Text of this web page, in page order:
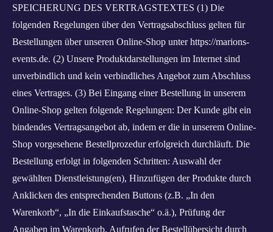
SPEICHERUNG DES VERTRAGSTEXTES (1) Die
folgenden Regelungen über den Vertragsabschluss gelten für
Bestellungen über unseren Online-Shop unter https://marions-
events.de. (2) Unsere Produktdarstellungen im Internet sind
unverbindlich und kein verbindliches Angebot zum Abschluss
eines Vertrages. (3) Bei Eingang einer Bestellung in unserem
Online-Shop gelten folgende Regelungen: Der Kunde gibt ein
bindendes Vertragsangebot ab, indem er die in unserem Online-
Shop vorgesehene Bestellprozedur erfolgreich durchläuft. Die
Bestellung erfolgt in folgenden Schritten: Auswahl der
gewählten Dienstleistung(en), Hinzufügen der Produkte durch
Anklicken des entsprechenden Buttons (z.B. „In den
Warenkorb“, „In die Einkaufstasche“ o.ä.), Prüfung der
Angaben im Warenkorb, Aufrufen der Bestellübersicht durch